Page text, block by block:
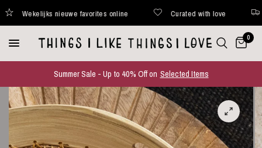
Wekelijks nieuwe favorites online Curated with love
0
Summer Sale - Up to 40% Off on Selected Items